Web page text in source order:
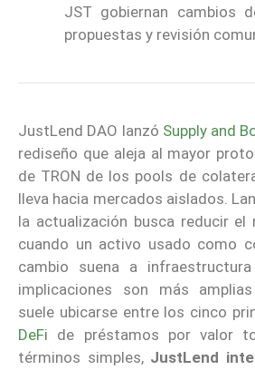
JST gobiernan cambios
propuestas y revisión
JustLend DAO lanzó Supply and
rediseño que aleja al mayor
de TRON de los pools de
lleva hacia mercados aislados.
la actualización busca reducir
cuando un activo usado como
cambio suena a
implicaciones son más
suele ubicarse entre los cinco
DeFi de préstamos por valor
términos simples, JustLend